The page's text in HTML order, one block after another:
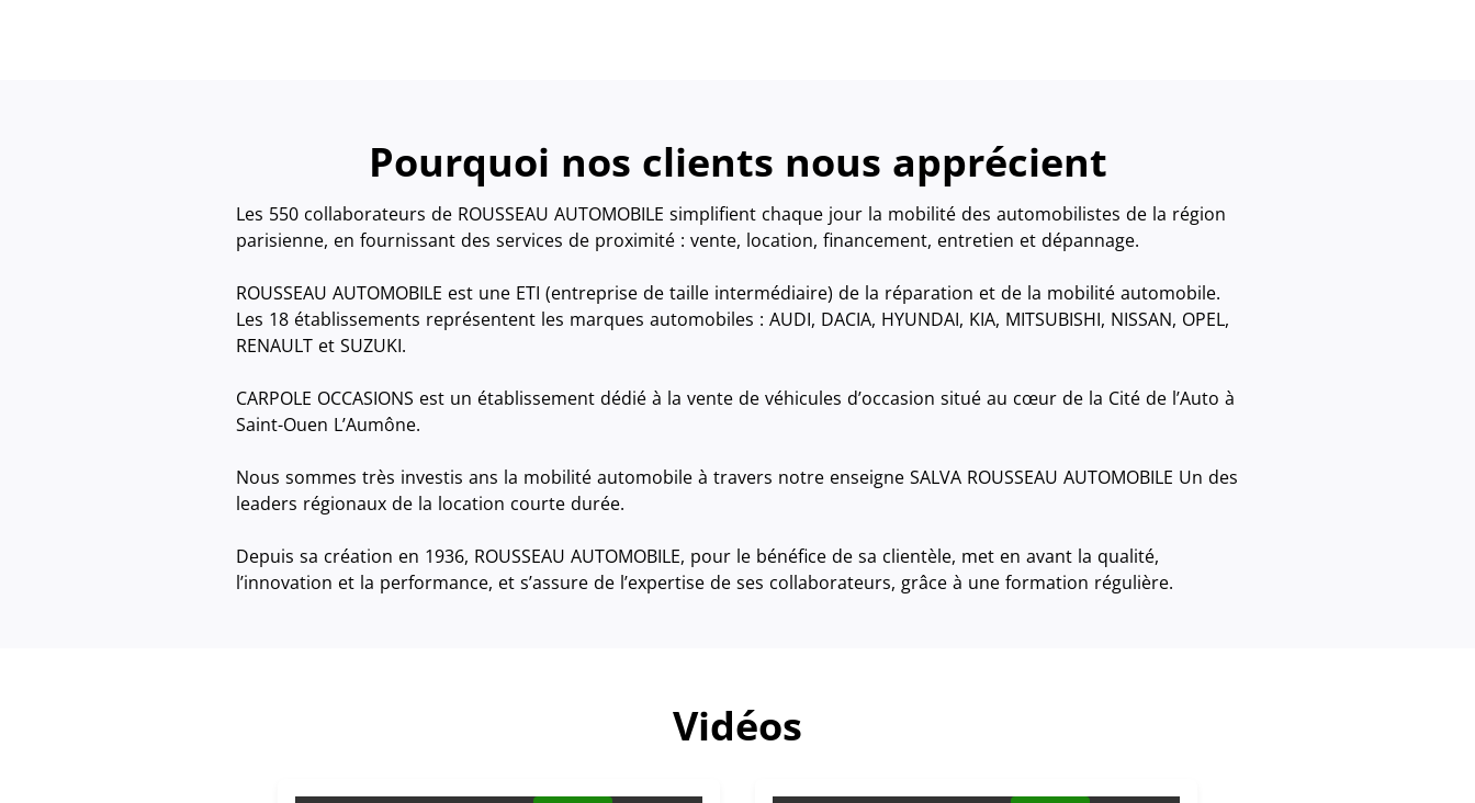
Pourquoi nos clients nous apprécient
Les 550 collaborateurs de ROUSSEAU AUTOMOBILE simplifient chaque jour la mobilité des automobilistes de la région
parisienne, en fournissant des services de proximité : vente, location, financement, entretien et dépannage.
ROUSSEAU AUTOMOBILE est une ETI (entreprise de taille intermédiaire) de la réparation et de la mobilité automobile.
Les 18 établissements représentent les marques automobiles : AUDI, DACIA, HYUNDAI, KIA, MITSUBISHI, NISSAN, OPEL,
RENAULT et SUZUKI.
CARPOLE OCCASIONS est un établissement dédié à la vente de véhicules d’occasion situé au cœur de la Cité de l’Auto à
Saint-Ouen L’Aumône.
Nous sommes très investis ans la mobilité automobile à travers notre enseigne SALVA ROUSSEAU AUTOMOBILE Un des
leaders régionaux de la location courte durée.
Depuis sa création en 1936, ROUSSEAU AUTOMOBILE, pour le bénéfice de sa clientèle, met en avant la qualité,
l’innovation et la performance, et s’assure de l’expertise de ses collaborateurs, grâce à une formation régulière.
Vidéos